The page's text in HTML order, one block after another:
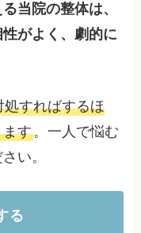
当院の整体は、
がよく、劇的に
すればするほ
ます。一人で悩む
い。
る